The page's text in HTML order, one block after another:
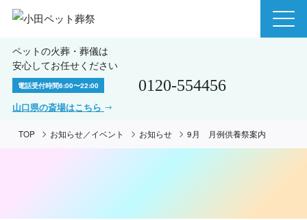
ペットの火葬・葬儀は
安心してお任せください
電話受付時間6:00〜22:00 0120-554456
山口県の斎場はこちら
TOP お知らせ／イベント お知らせ 9月 月例供養祭案内